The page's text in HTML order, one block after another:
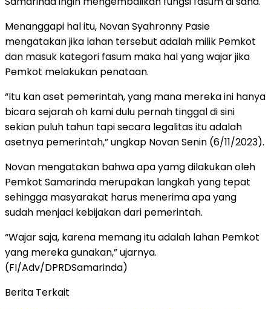
Menanggapi hal itu, Novan Syahronny Pasie
mengatakan jika lahan tersebut adalah milik Pemkot
dan masuk kategori fasum maka hal yang wajar jika
Pemkot melakukan penataan.
“Itu kan aset pemerintah, yang mana mereka ini hanya
bicara sejarah oh kami dulu pernah tinggal di sini
sekian puluh tahun tapi secara legalitas itu adalah
asetnya pemerintah,” ungkap Novan Senin (6/11/2023).
Novan mengatakan bahwa apa yamg dilakukan oleh
Pemkot Samarinda merupakan langkah yang tepat
sehingga masyarakat harus menerima apa yang
sudah menjaci kebijakan dari pemerintah.
“Wajar saja, karena memang itu adalah lahan Pemkot
yang mereka gunakan,” ujarnya.
(FI/Adv/DPRDSamarinda)
Berita Terkait